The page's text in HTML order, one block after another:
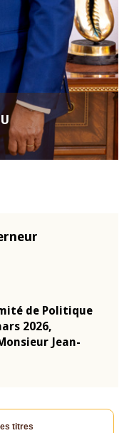
de Politique
2026,
Jean-
titres